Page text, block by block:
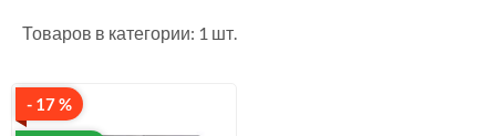
Товаров в категории: 1 шт.
- 17 %